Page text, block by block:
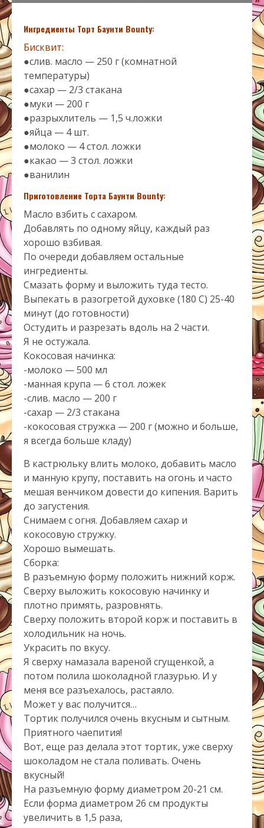
Ингредиенты Торт Баунти Bounty:
Бисквит:
●слив. масло — 250 г (комнатной
температуры)
●сахар — 2/3 стакана
●муки — 200 г
●разрыхлитель — 1,5 ч.ложки
●яйца — 4 шт.
●молоко — 4 стол. ложки
●какао — 3 стол. ложки
●ванилин
Приготовление Торта Баунти Bounty:
Масло взбить с сахаром.
Добавлять по одному яйцу, каждый раз
хорошо взбивая.
По очереди добавляем остальные
ингредиенты.
Смазать форму и выложить туда тесто.
Выпекать в разогретой духовке (180 С) 25-40
минут (до готовности)
Остудить и разрезать вдоль на 2 части.
Я не остужала.
Кокосовая начинка:
-молоко — 500 мл
-манная крупа — 6 стол. ложек
-слив. масло — 200 г
-сахар — 2/3 стакана
-кокосовая стружка — 200 г (можно и больше,
я всегда больше кладу)
В кастрюльку влить молоко, добавить масло
и манную крупу, поставить на огонь и часто
мешая венчиком довести до кипения. Варить
до загустения.
Снимаем с огня. Добавляем сахар и
кокосовую стружку.
Хорошо вымешать.
Сборка:
В разъемную форму положить нижний корж.
Сверху выложить кокосовую начинку и
плотно примять, разровнять.
Сверху положить второй корж и поставить в
холодильник на ночь.
Украсить по вкусу.
Я сверху намазала вареной сгущенкой, а
потом полила шоколадной глазурью. И у
меня все разъехалось, растаяло.
Может у вас получится…
Тортик получился очень вкусным и сытным.
Приятного чаепития!
Вот, еще раз делала этот тортик, уже сверху
шоколадом не стала поливать. Очень
вкусный!
На разъемную форму диаметром 20-21 см.
Если форма диаметром 26 см продукты
увеличить в 1,5 раза,